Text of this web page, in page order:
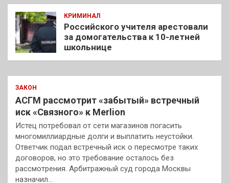
КРИМИНАЛ
Российского учителя арестовали
за домогательства к 10-летней
школьнице
ЗАКОН
АСГМ рассмотрит «забытый» встречный
иск «Связного» к Merlion
Истец потребовал от сети магазинов погасить
многомиллиардные долги и выплатить неустойки.
Ответчик подал встречный иск о пересмотре таких
договоров, но это требование осталось без
рассмотрения. Арбитражный суд города Москвы
назначил…